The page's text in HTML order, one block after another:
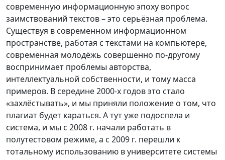
современную информационную эпоху вопрос
заимствований текстов – это серьёзная проблема.
Существуя в современном информационном
пространстве, работая с текстами на компьютере,
современная молодёжь совершенно по-другому
воспринимает проблемы авторства,
интеллектуальной собственности, и тому масса
примеров. В середине 2000-х годов это стало
«захлёстывать», и мы приняли положение о том, что
плагиат будет караться. А тут уже подоспела и
система, и мы с 2008 г. начали работать в
полутестовом режиме, а с 2009 г. перешли к
тотальному использованию в университете системы